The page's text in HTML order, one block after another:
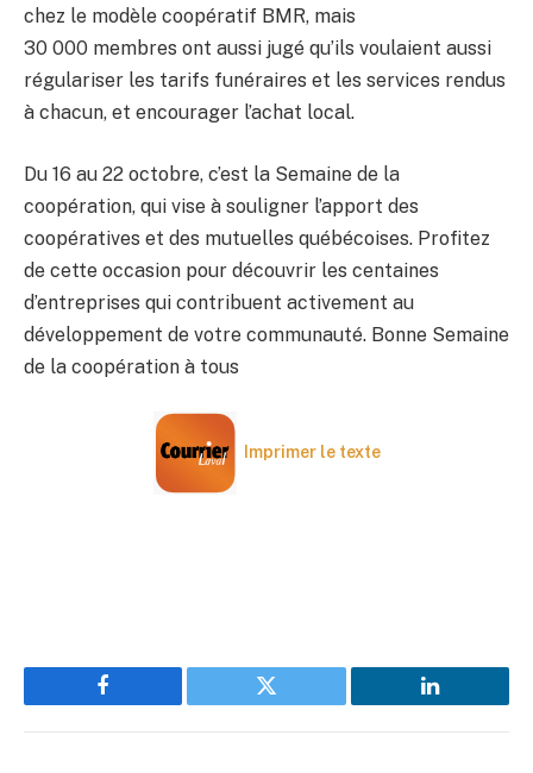
chez le modèle coopératif BMR, mais
30 000 membres ont aussi jugé qu’ils voulaient aussi
régulariser les tarifs funéraires et les services rendus
à chacun, et encourager l’achat local.
Du 16 au 22 octobre, c’est la Semaine de la
coopération, qui vise à souligner l’apport des
coopératives et des mutuelles québécoises. Profitez
de cette occasion pour découvrir les centaines
d’entreprises qui contribuent activement au
développement de votre communauté. Bonne Semaine
de la coopération à tous
Imprimer le texte
Facebook Twitter LinkedIn